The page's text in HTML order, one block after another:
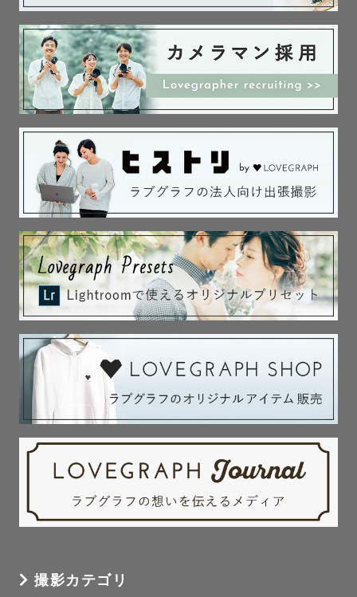
【得意なジャンル】
📸ファミリー撮影
お子様と接するお仕事もしているため、七五三・お宮参
り・バースデーフォト等、ファミリー撮影全般が得意で
す！
直し可能です😊
お子様のペースに合わせながら、一緒に遊びながら最高の
表情を引き出します！
すぐに海に行ける距離で育ってきました🪼
海ならではの壮大さ、キラキラ感など
海という最高のロケーションで最高のカタチを残していき
ます
【ご確認事項】
＊ご依頼いただいた日程・お時間でも移動等の関係でお伺
＊交通費が往復¥3,000を超える場合は、超過分の交通費を
によっては可能な場合もございますのでご相談ください。
撮影カテゴリ